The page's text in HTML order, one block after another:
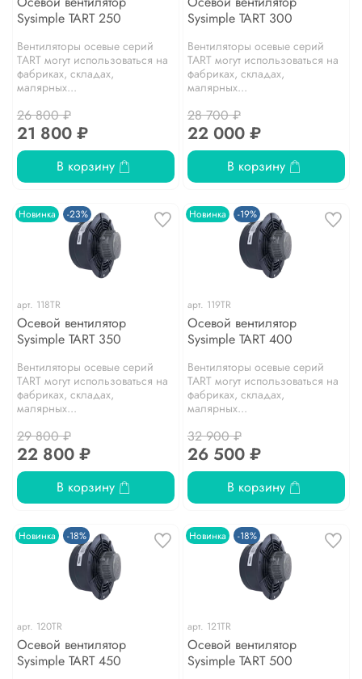
Sysimple TART 250
Вентиляторы осевые серий
TART могут использоваться на
фабриках, складах,
малярных...
26 800 ₽
21 800 ₽
В корзину
Sysimple TART 300
Вентиляторы осевые серий
TART могут использоваться на
фабриках, складах,
малярных...
28 700 ₽
22 000 ₽
В корзину
Новинка -23%
арт. 118TR
Осевой вентилятор
Sysimple TART 350
Вентиляторы осевые серий
TART могут использоваться на
фабриках, складах,
малярных...
29 800 ₽
22 800 ₽
В корзину
Новинка -19%
арт. 119TR
Осевой вентилятор
Sysimple TART 400
Вентиляторы осевые серий
TART могут использоваться на
фабриках, складах,
малярных...
32 900 ₽
26 500 ₽
В корзину
Новинка -18%
арт. 120TR
Осевой вентилятор
Sysimple TART 450
Новинка -18%
арт. 121TR
Осевой вентилятор
Sysimple TART 500